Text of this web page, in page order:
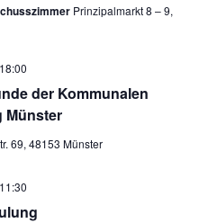
Prinzipalmarkt 8 – 9,
der Kommunalen
Münster
18:00
69, 48153 Münster
11:30